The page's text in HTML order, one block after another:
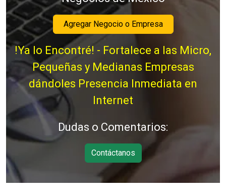
Agregar Negocio o Empresa
!Ya lo Encontré! - Fortalece a las Micro,
Pequeñas y Medianas Empresas
dándoles Presencia Inmediata en
Internet
Dudas o Comentarios:
Contáctanos